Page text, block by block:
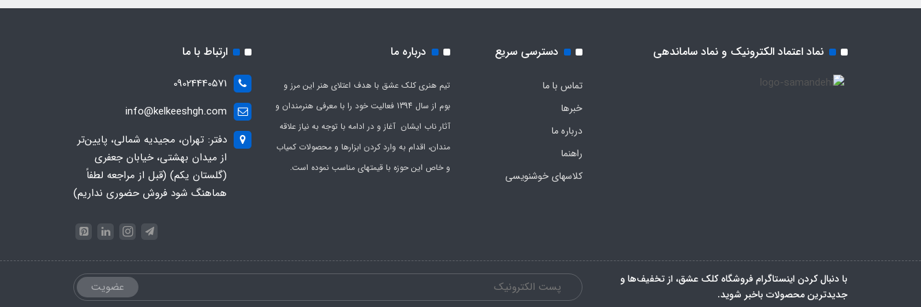
نماد اعتماد الکترونیک و نماد ساماندهی دسترسی سریع
تماس با ما
خبرها
درباره ما
راهنما
کلاسهای خوشنویسی
درباره ما
تیم هنری کلک عشق با هدف اعتلای هنر این مرز و
بوم از سال 1394 فعالیت خود را با معرفی هنرمندان و
آثار ناب ایشان آغاز و در ادامه با توجه به نیاز علاقه
مندان، اقدام به وارد کردن ابزارها و محصولات کمیاب
و خاص این حوزه با قیمتهای مناسب نموده است.
ارتباط با ما
09024440571
info@kelkeeshgh.com
دفتر: تهران، مجیدیه شمالی، پایین‌تر
از میدان بهشتی، خیابان جعفری
(گلستان یکم) (قبل از مراجعه لطفاً
هماهنگ شود فروش حضوری نداریم)
با دنبال کردن اینستاگرام فروشگاه کلک عشق، از تخفیف‌ها و
جدیدترین‌ محصولات باخبر شوید.
عضویت